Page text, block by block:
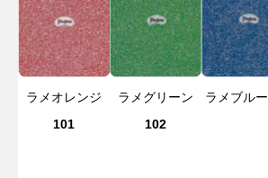
ラメオレンジ
101
ラメグリーン
102
ラメブルー